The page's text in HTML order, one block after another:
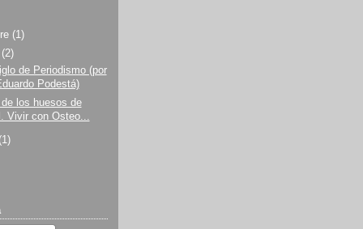
(1)
(2)
de Periodismo (por
Podestá)
los huesos de
Vivir con Osteo...
(1)